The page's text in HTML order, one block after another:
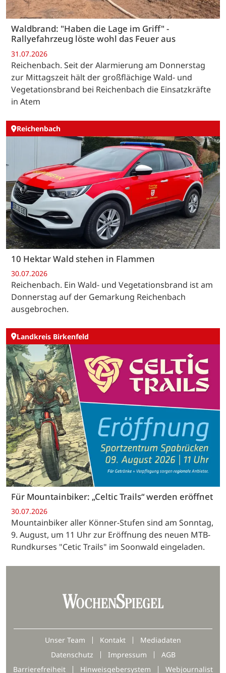
Waldbrand: "Haben die Lage im Griff" -
Rallyefahrzeug löste wohl das Feuer aus
31.07.2026
Reichenbach. Seit der Alarmierung am Donnerstag
zur Mittagszeit hält der großflächige Wald- und
Vegetationsbrand bei Reichenbach die Einsatzkräfte
in Atem
Reichenbach
10 Hektar Wald stehen in Flammen
30.07.2026
Reichenbach. Ein Wald- und Vegetationsbrand ist am
Donnerstag auf der Gemarkung Reichenbach
ausgebrochen.
Landkreis Birkenfeld
Für Mountainbiker: „Celtic Trails“ werden eröffnet
30.07.2026
Mountainbiker aller Könner-Stufen sind am Sonntag,
9. August, um 11 Uhr zur Eröffnung des neuen MTB-
Rundkurses "Cetic Trails" im Soonwald eingeladen.
Unser Team Kontakt
Mediadaten
Datenschutz
Impressum
AGB
Barrierefreiheit
Hinweisgebersystem Webjournalist